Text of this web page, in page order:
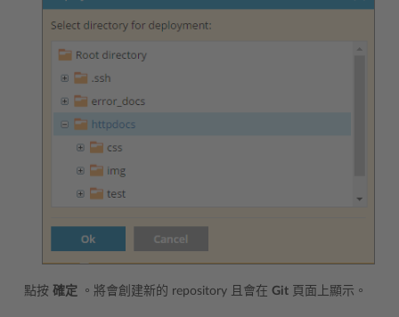
點按 確定 。將會創建新的 repository 且會在 Git 頁面上顯示。